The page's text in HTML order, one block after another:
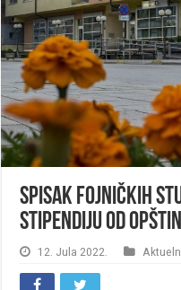
Spisak fojničkih
stipendiju od
12. Jula 2022.